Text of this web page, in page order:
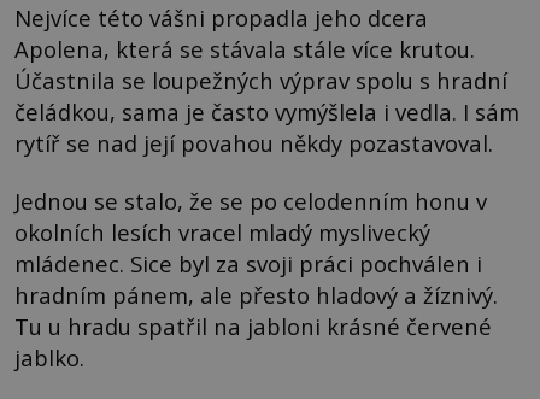
Nejvíce této vášni propadla jeho dcera
Apolena, která se stávala stále více krutou.
Účastnila se loupežných výprav spolu s hradní
čeládkou, sama je často vymýšlela i vedla. I sám
rytíř se nad její povahou někdy pozastavoval.
Jednou se stalo, že se po celodenním honu v
okolních lesích vracel mladý myslivecký
mládenec. Sice byl za svoji práci pochválen i
hradním pánem, ale přesto hladový a žíznivý.
Tu u hradu spatřil na jabloni krásné červené
jablko.